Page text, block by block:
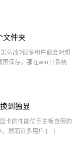
文件夹
改?很多用户都会对想
图保存，那在win11系统
到独显
的性能优于主板自带的
，然而许多用户 […]